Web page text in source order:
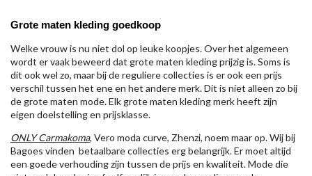
Grote maten kleding goedkoop
Welke vrouw is nu niet dol op leuke koopjes. Over het algemeen
wordt er vaak beweerd dat grote maten kleding prijzig is. Soms is
dit ook wel zo, maar bij de reguliere collecties is er ook een prijs
verschil tussen het ene en het andere merk. Dit is niet alleen zo bij
de grote maten mode. Elk grote maten kleding merk heeft zijn
eigen doelstelling en prijsklasse.
ONLY Carmakoma, Vero moda curve, Zhenzi, noem maar op. Wij bij
Bagoes vinden betaalbare collecties erg belangrijk. Er moet altijd
een goede verhouding zijn tussen de prijs en kwaliteit. Mode die